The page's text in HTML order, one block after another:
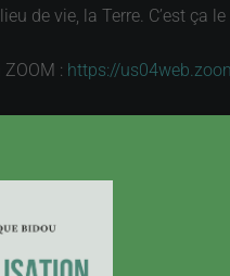
de vie, la Terre. C’est ça
: https://